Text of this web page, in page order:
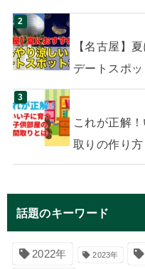
【名古屋】
デートスポ
これが正解
取りの作り方
話題のキーワード
2022年 2023年